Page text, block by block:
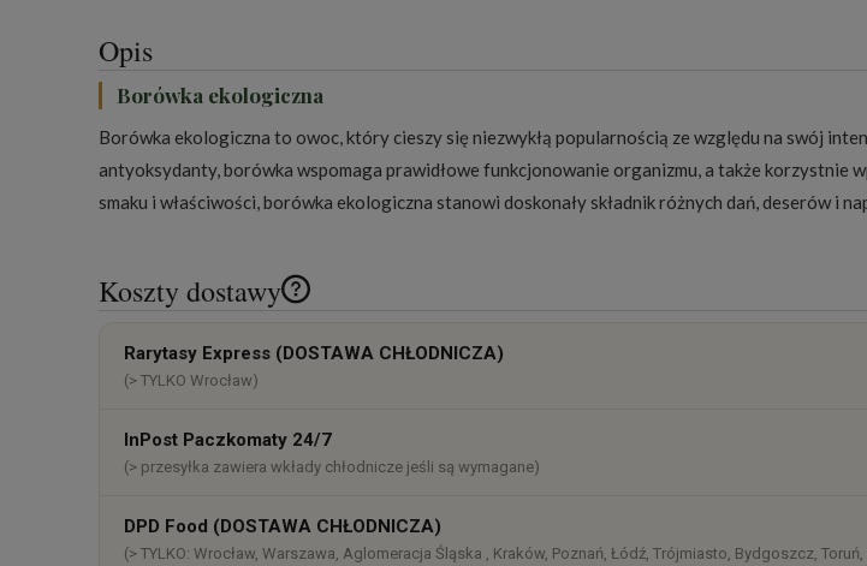
Opis
Borówka ekologiczna
Borówka ekologiczna to owoc, który cieszy się niezwykłą popularnością ze względu na swój
antyoksydanty, borówka wspomaga prawidłowe funkcjonowanie organizmu, a także korzystnie
smaku i właściwości, borówka ekologiczna stanowi doskonały składnik różnych dań, deserów i
Koszty dostawy
Cena nie zawiera ewentualnych kosztów
Rarytasy Express (DOSTAWA CHŁODNICZA)
(> TYLKO Wrocław)
InPost Paczkomaty 24/7
(> przesyłka zawiera wkłady chłodnicze jeśli są wymagane)
DPD Food (DOSTAWA CHŁODNICZA)
(> TYLKO: Wrocław, Warszawa, Aglomeracja Śląska , Kraków, Poznań, Łódź, Trójmiasto, Bydgoszcz,